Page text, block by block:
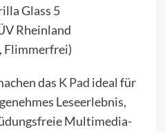
Glass 5
Rheinland
Flimmerfrei)
das K Pad ideal für
Leseerlebnis,
Multimedia-